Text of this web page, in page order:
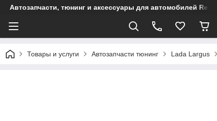
Автозапчасти, тюнинг и аксессуары для автомобилей
Товары и услуги Автозапчасти тюнинг Lada Largus